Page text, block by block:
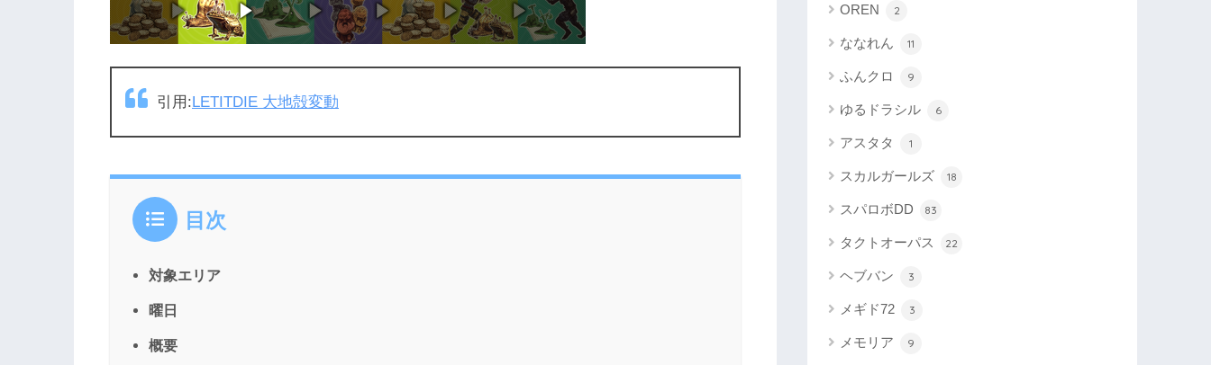
引用: LETITDIE 大地殻変動
目次
対象エリア
曜日
概要
OREN 2
ななれん 11
ふんクロ 9
ゆるドラシル 6
アスタタ 1
スカルガールズ 18
スパロボDD 83
タクトオーパス 22
ヘブバン 3
メギド72 3
メモリア 9